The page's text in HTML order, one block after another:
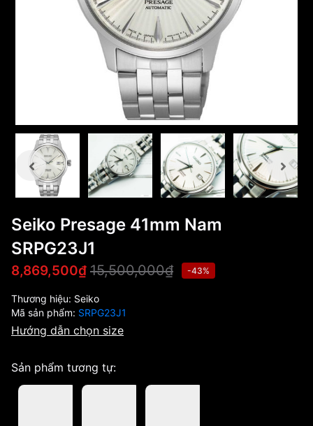
Seiko Presage 41mm Nam
SRPG23J1
8,869,500₫ 15,500,000₫ -43%
Thương hiệu: Seiko
Mã sản phẩm: SRPG23J1
Hướng dẫn chọn size
Sản phẩm tương tự: